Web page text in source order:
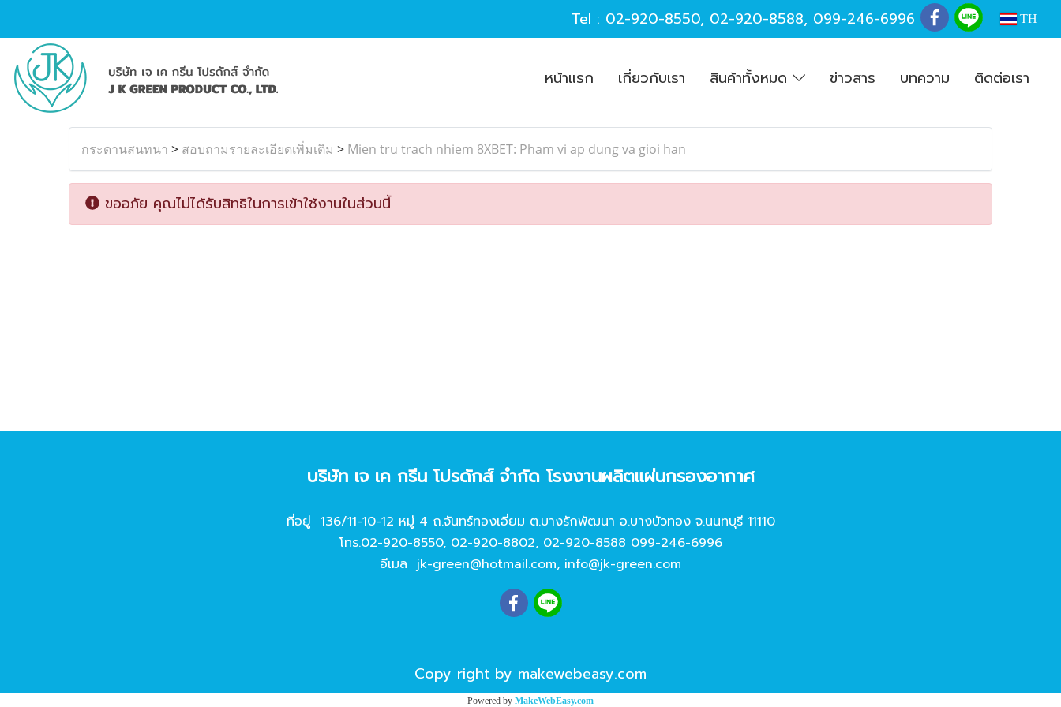
Tel : 02-920-8550, 02-920-8588, 099-246-6996 TH
หน้าแรก เกี่ยวกับเรา สินค้าทั้งหมด ข่าวสาร บทความ ติดต่อเรา
กระดานสนทนา > สอบถามรายละเอียดเพิ่มเติม > Mien tru trach nhiem 8XBET: Pham vi ap dung va gioi han
ขออภัย คุณไม่ได้รับสิทธิในการเข้าใช้งานในส่วนนี้
บริษัท เจ เค กรีน โปรดักส์ จํากัด โรงงานผลิตแผ่นกรองอากาศ
ที่อยู่ 136/11-10-12 หมู่ 4 ถ.จันทร์ทองเอี่ยม ต.บางรักพัฒนา อ.บางบัวทอง จ.นนทบุรี 11110
โทร.02-920-8550, 02-920-8802, 02-920-8588 099-246-6996
อีเมล jk-green@hotmail.com, info@jk-green.com
Copy right by makewebeasy.com
Powered by MakeWebEasy.com